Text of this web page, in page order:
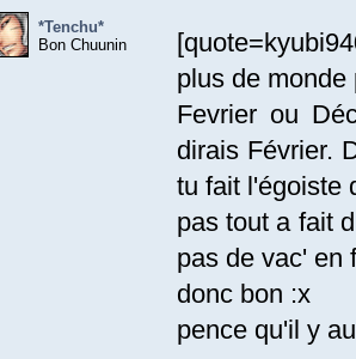
*Tenchu*
Bon Chuunin
plus de monde
Fevrier ou
dirais Février.
tu fait l'égoiste
pas tout a fait
pas de vac' en
donc bon :x
pence qu'il y